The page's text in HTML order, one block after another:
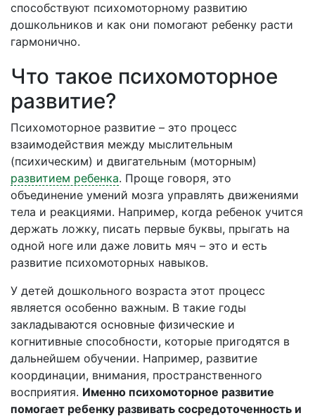
способствуют психомоторному развитию
дошкольников и как они помогают ребенку расти
гармонично.
Что такое психомоторное
развитие?
Психомоторное развитие – это процесс
взаимодействия между мыслительным
(психическим) и двигательным (моторным)
развитием ребенка. Проще говоря, это
объединение умений мозга управлять движениями
тела и реакциями. Например, когда ребенок учится
держать ложку, писать первые буквы, прыгать на
одной ноге или даже ловить мяч – это и есть
развитие психомоторных навыков.
У детей дошкольного возраста этот процесс
является особенно важным. В такие годы
закладываются основные физические и
когнитивные способности, которые пригодятся в
дальнейшем обучении. Например, развитие
координации, внимания, пространственного
восприятия. Именно психомоторное развитие
помогает ребенку развивать сосредоточенность и